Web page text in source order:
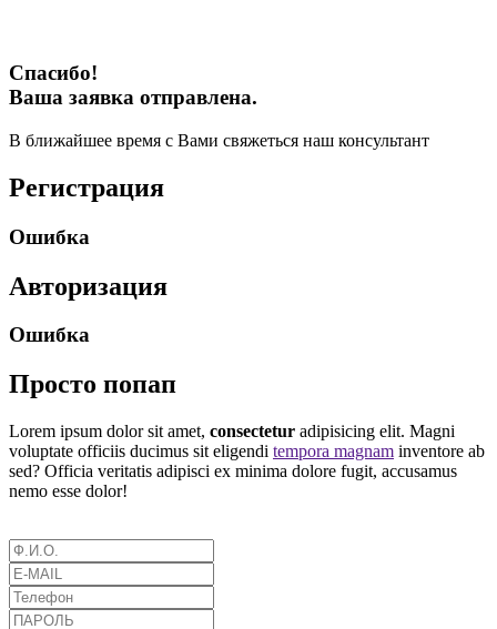
Спасибо!
Ваша заявка отправлена.
В ближайшее время с Вами свяжеться наш консультант
Регистрация
Ошибка
Авторизация
Ошибка
Просто попап
Lorem ipsum dolor sit amet, consectetur adipisicing elit. Magni
voluptate officiis ducimus sit eligendi tempora magnam inventore ab
sed? Officia veritatis adipisci ex minima dolore fugit, accusamus
nemo esse dolor!